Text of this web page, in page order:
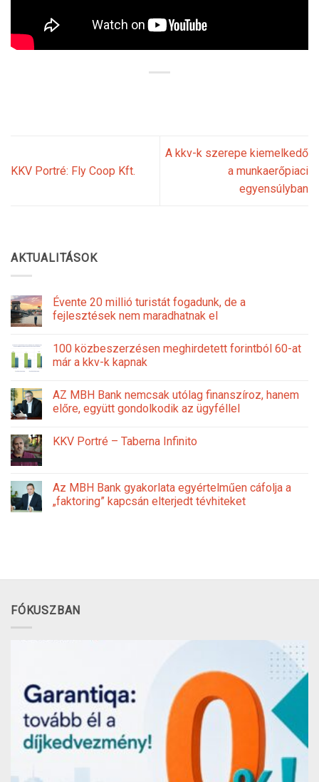
KKV Portré: Fly Coop Kft.
A kkv-k szerepe kiemelkedő
a munkaerőpiaci
egyensúlyban
AKTUALITÁSOK
Évente 20 millió turistát fogadunk, de a
fejlesztések nem maradhatnak el
100 közbeszerzésen meghirdetett forintból 60-at
már a kkv-k kapnak
AZ MBH Bank nemcsak utólag finanszíroz, hanem
előre, együtt gondolkodik az ügyféllel
KKV Portré – Taberna Infinito
Az MBH Bank gyakorlata egyértelműen cáfolja a
„faktoring” kapcsán elterjedt tévhiteket
FÓKUSZBAN